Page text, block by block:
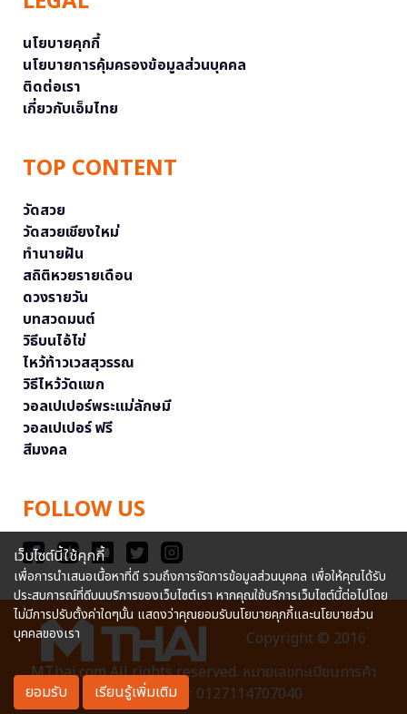
นโยบายคุกกี้
นโยบายการคุ้มครองข้อมูลส่วนบุคคล
ติดต่อเรา
เกี่ยวกับเอ็มไทย
TOP CONTENT
วัดสวย
วัดสวยเชียงใหม่
ทำนายฝัน
สถิติหวยรายเดือน
ดวงรายวัน
บทสวดมนต์
วิธีบนไอ้ไข่
ไหว้ท้าวเวสสุวรรณ
วิธีไหว้วัดแขก
วอลเปเปอร์พระแม่ลักษมี
วอลเปเปอร์ ฟรี
สีมงคล
FOLLOW US
Copyright © 2016
MThai.com All rights reserved. หมายเลขทะเบียนการค้า
อิเล็กทรอนิกส์ : 0127114707040
เว็บไซต์นี้ใช้คุกกี้
เพื่อการนำเสนอเนื้อหาที่ดี รวมถึงการจัดการข้อมูลส่วนบุคคล เพื่อให้คุณได้รับ
ประสบการณ์ที่ดีบนบริการของเว็บไซต์เรา หากคุณใช้บริการเว็บไซต์นี้ต่อไปโดย
ไม่มีการปรับตั้งค่าใดๆนั้น แสดงว่าคุณยอมรับนโยบายคุกกี้และนโยบายส่วน
บุคคลของเรา
ยอมรับ เรียนรู้เพิ่มเติม